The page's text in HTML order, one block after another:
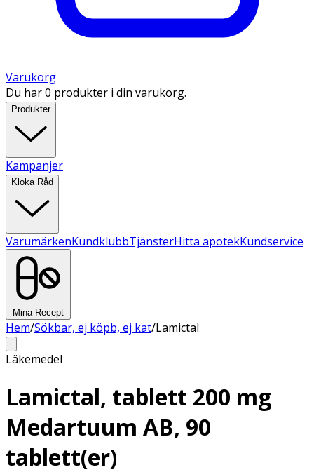
Varukorg
Du har 0 produkter i din varukorg.
Produkter
Kampanjer
Kloka Råd
VarumärkenKundklubbTjänsterHitta apotekKundservice
Mina Recept
Hem/Sökbar, ej köpb, ej kat/Lamictal
Läkemedel
Lamictal, tablett 200 mg
Medartuum AB, 90
tablett(er)